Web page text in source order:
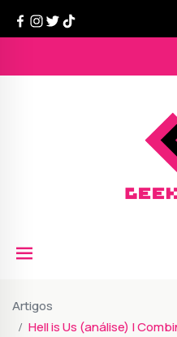
Artigos
Hell is Us (análise) |